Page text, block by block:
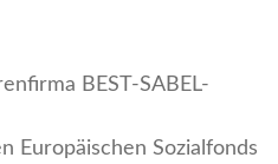
BEST-SABEL-
Europäischen Sozialfonds